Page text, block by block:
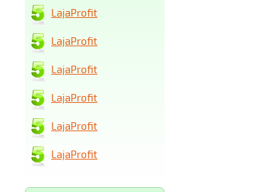
LajaProfit
LajaProfit
LajaProfit
LajaProfit
LajaProfit
LajaProfit